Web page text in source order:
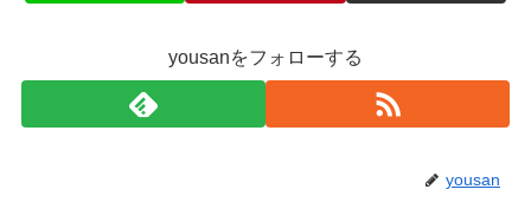
yousanをフォローする
yousan